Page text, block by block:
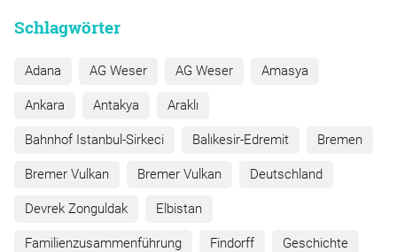
Schlagwörter
Adana AG Weser AG Weser Amasya
Ankara Antakya Araklı
Bahnhof Istanbul-Sirkeci Balıkesir-Edremit Bremen
Bremer Vulkan Bremer Vulkan Deutschland
Devrek Zonguldak Elbistan
Familienzusammenführung Findorff Geschichte